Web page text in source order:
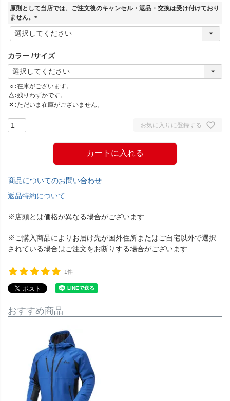
須
原則として当店では、ご注文後のキャンセル・返品・交換は受け付けており
ません。
(
必
)
カラー サイズ
○ 在庫がございます。
△ 残りわずかです。
✕ ただいま在庫がございません。
お気に入りに登録する
カートに入れる
商品についてのお問い合わせ
返品特約について
※店頭とは価格が異なる場合がございます
※ご購入商品によりお届け先が国外住所またはご自宅以外で選択
されている場合はご注文をお断りする場合がございます
1件
おすすめ商品